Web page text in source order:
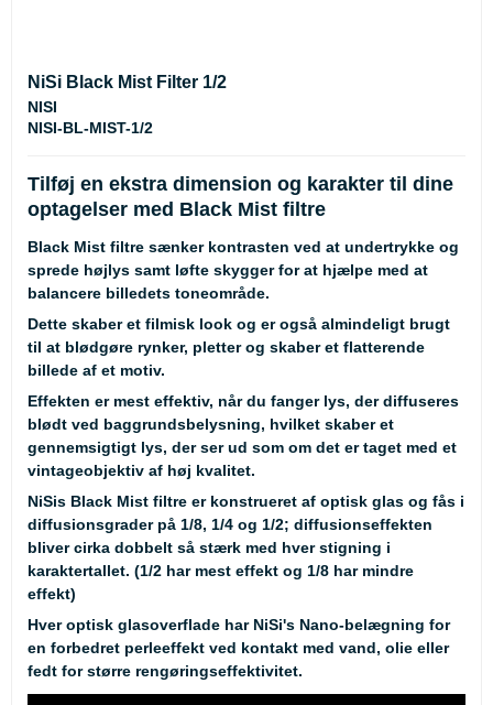
NiSi Black Mist Filter 1/2
NISI
NISI-BL-MIST-1/2
Tilføj en ekstra dimension og karakter til dine
optagelser med Black Mist filtre
Black Mist filtre sænker kontrasten ved at undertrykke og
sprede højlys samt løfte skygger for at hjælpe med at
balancere billedets toneområde.
Dette skaber et filmisk look og er også almindeligt brugt
til at blødgøre rynker, pletter og skaber et flatterende
billede af et motiv.
Effekten er mest effektiv, når du fanger lys, der diffuseres
blødt ved baggrundsbelysning, hvilket skaber et
gennemsigtigt lys, der ser ud som om det er taget med et
vintageobjektiv af høj kvalitet.
NiSis Black Mist filtre er konstrueret af optisk glas og fås i
diffusionsgrader på 1/8, 1/4 og 1/2; diffusionseffekten
bliver cirka dobbelt så stærk med hver stigning i
karaktertallet. (1/2 har mest effekt og 1/8 har mindre
effekt)
Hver optisk glasoverflade har NiSi's Nano-belægning for
en forbedret perleeffekt ved kontakt med vand, olie eller
fedt for større rengøringseffektivitet.